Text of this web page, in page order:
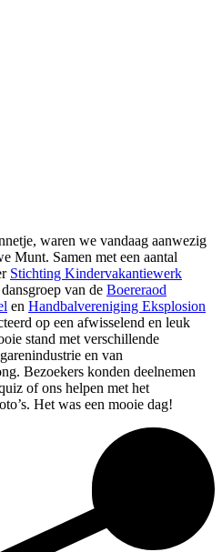
waren we vandaag aanwezig
Munt. Samen met een aantal
Stichting Kindervakantiewerk
van de Boereraod
en Handbalvereniging Eksplosion
op een afwisselend en leuk
stand met verschillende
en van
Bezoekers konden deelnemen
of ons helpen met het
Het was een mooie dag!